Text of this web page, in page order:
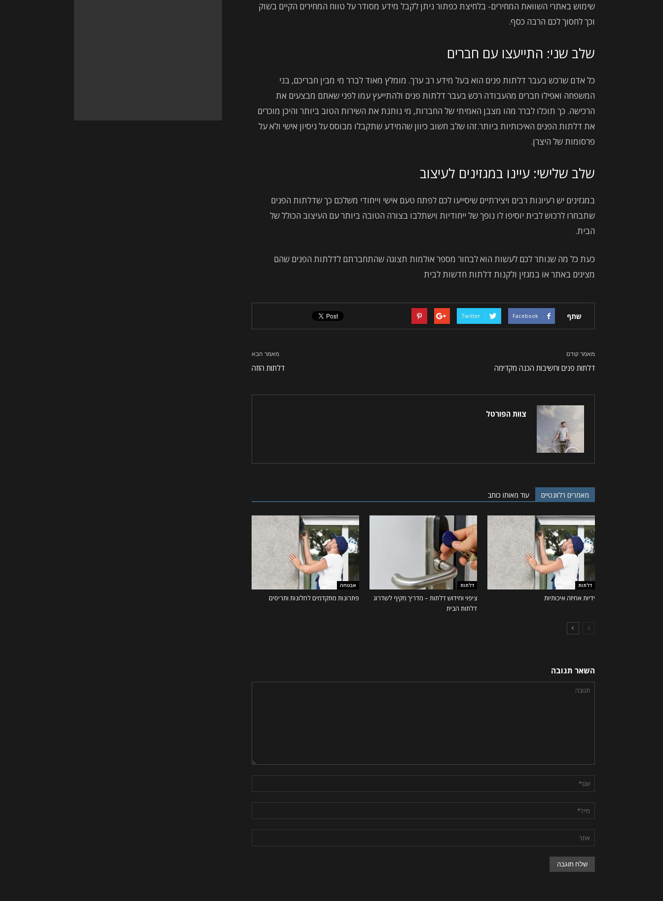
שימוש באתרי השוואת המחירים- בלחיצת כפתור ניתן לקבל מידע מסודר על טווח המחירים הקיים בשוק
וכך לחסוך לכם הרבה כסף.
שלב שני: התייעצו עם חברים
כל אדם שרכש בעבר דלתות פנים הוא בעל מידע רב ערך. מומלץ מאוד לברר מי מבין חבריכם, בני
המשפחה ואפילו חברים מהעבודה רכש בעבר דלתות פנים ולהתייעץ עמו לפני שאתם מבצעים את
הרכישה. כך תוכלו לברר מהו מצבן האמיתי של החברות, מי נותנת את השירות הטוב ביותר והיכן מוכרים
את דלתות הפנים האיכותיות ביותר.זהו שלב חשוב כיוון שהמידע שתקבלו מבוסס על ניסיון אישי ולא על
פרסומות של היצרן.
שלב שלישי: עיינו במגזינים לעיצוב
במגזינים יש רעיונות רבים ויצירתיים שיסייעו לכם לפתח טעם אישי וייחודי משלכם כך שדלתות הפנים
שתבחרו לרכוש לבית יוסיפו לו נופך של ייחודיות וישתלבו בצורה הטובה ביותר עם העיצוב הכולל של
הבית.
כעת כל מה שנותר לכם לעשות הוא לבחור מספר אולמות תצוגה שהתחברתם לדלתות הפנים שהם
מציגים באתר או במגזין ולקנות דלתות חדשות לבית
שתף Facebook
Twitter
מאמר קודם
דלתות פנים וחשיבות הכנה מקדימה
מאמר הבא
דלתות הזזה
צוות הפורטל
מאמרים רלוונטיים עוד מאותו כותב
דלתות
ידיות אחיזה איכותיות
דלתות
ציפוי וחידוש דלתות – מדריך מקיף לשדרוג
דלתות הבית
אבטחה
פתרונות מתקדמים לחלונות ותריסים
השאר תגובה